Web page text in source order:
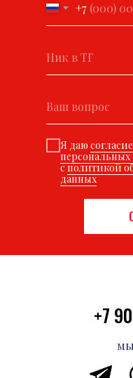
+7
Я даю
сполитикой
данных
+7
мы